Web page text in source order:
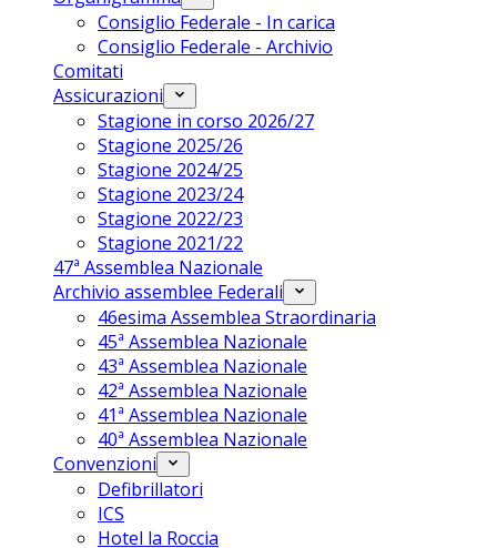
Consiglio Federale - In carica
Consiglio Federale - Archivio
Comitati
Assicurazioni
Stagione in corso 2026/27
Stagione 2025/26
Stagione 2024/25
Stagione 2023/24
Stagione 2022/23
Stagione 2021/22
47ª Assemblea Nazionale
Archivio assemblee Federali
46esima Assemblea Straordinaria
45ª Assemblea Nazionale
43ª Assemblea Nazionale
42ª Assemblea Nazionale
41ª Assemblea Nazionale
40ª Assemblea Nazionale
Convenzioni
Defibrillatori
ICS
Hotel la Roccia